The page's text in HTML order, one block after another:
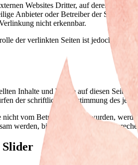
Websites Dritter, auf deren
Anbieter oder Betreiber der Seiten
nicht erkennbar.
der verlinkten Seiten ist jedoch ohne
Inhalte und Werke auf diesen
der schriftlichen Zustimmung des
vom Betreiber erstellt wurden,
werden, bitten wir um einen
Slider